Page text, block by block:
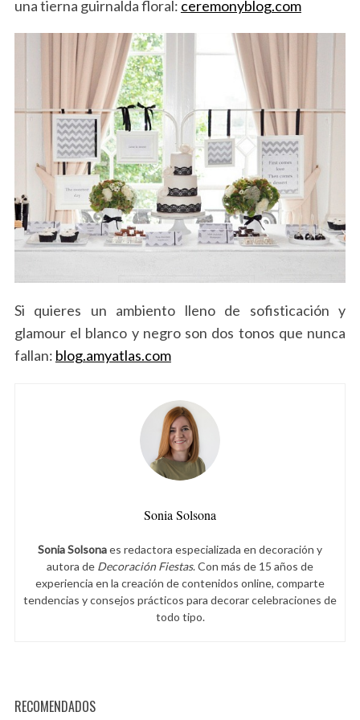
una tierna guirnalda floral: ceremonyblog.com
Si quieres un ambiento lleno de sofisticación y
glamour el blanco y negro son dos tonos que nunca
fallan: blog.amyatlas.com
Sonia Solsona
Sonia Solsonaes redactora especializada en decoración y
autora de Decoración Fiestas. Con más de 15 años de
experiencia en la creación de contenidos online, comparte
tendencias y consejos prácticos para decorar celebraciones de
todo tipo.
RECOMENDADOS